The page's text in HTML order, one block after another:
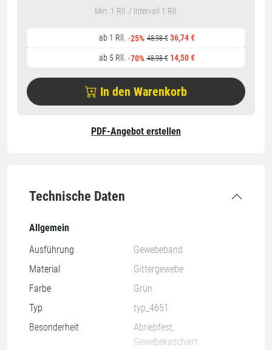
Technische Daten
Allgemein
Ausführung
Gewebeband
Material
Gittergewebe
Farbe
Grün
Typ
typ_4651
Besonderheit
Abriebfest,
Gewebekaschiert
ab 1 Rll. -25% 48,98 € 36,74 €
ab 5 Rll. -70% 48,98 € 14,50 €
Min. 1 Rll. / Intervall 1 Rll.
In den Warenkorb
PDF-Angebot erstellen